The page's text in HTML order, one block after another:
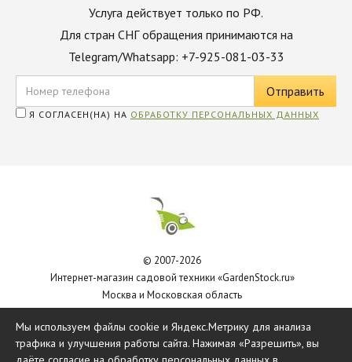
Услуга действует только по РФ.
Для стран СНГ обращения принимаются на
Telegram/Whatsapp: +7-925-081-03-33
Я СОГЛАСЕН(НА) НА ОБРАБОТКУ ПЕРСОНАЛЬНЫХ ДАННЫХ
© 2007-2026
Интернет-магазин садовой техники «GardenStock.ru»
Москва и Московская область
Мы используем файлы cookie и Яндекс.Метрику для анализа
трафика и улучшения работы сайта. Нажимая «Разрешить», вы